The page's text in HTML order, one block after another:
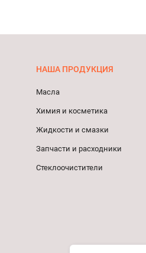
НАША ПРОДУКЦИЯ
Масла
Химия и косметика
Жидкости и смазки
Запчасти и расходники
Стеклоочистители